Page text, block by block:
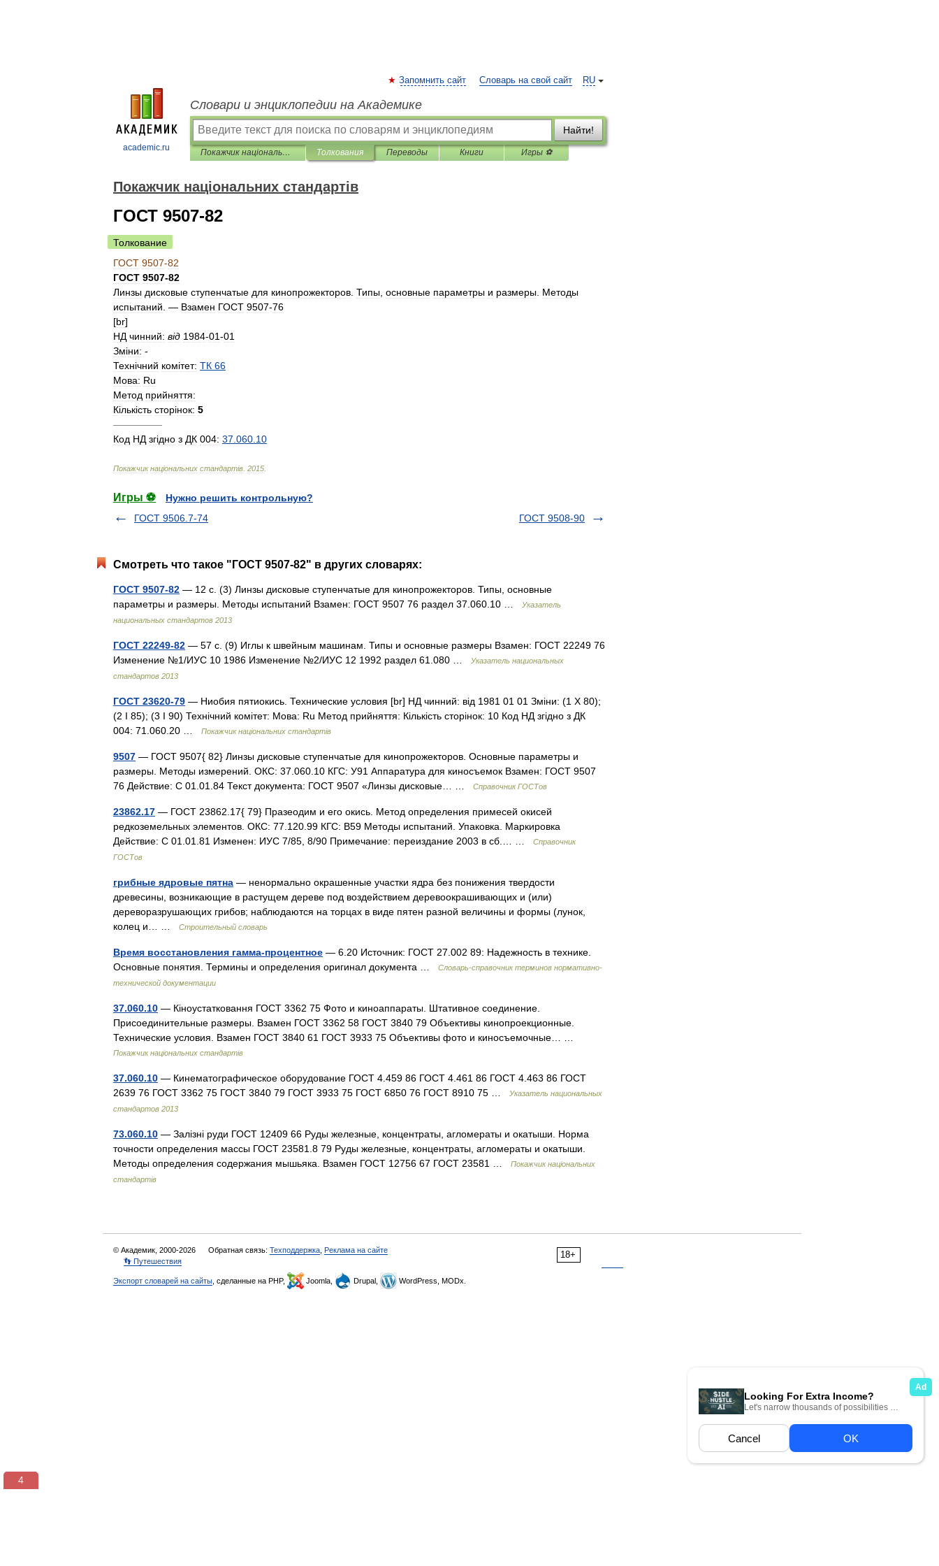
academic.ru
RU
Запомнить сайт Словарь на свой сайт
Словари и энциклопедии на Академике
Найти!
Покажчик національних стандартів Толкования Переводы Книги Игры ⚽
Покажчик національних стандартів
ГОСТ 9507-82
Толкование
ГОСТ 9507-82
ГОСТ 9507-82
Линзы дисковые ступенчатые для кинопрожекторов Типы основные параметры и размеры Методы
испытаний . — Взамен ГОСТ 9507-76
[br]
НД чинний: від 1984-01-01
Зміни: -
Технічний комітет: ТК 66
Мова: Ru
Метод прийняття:
Кількість сторінок: 5
—————
Код НД згідно з ДК 004: 37 060 10
Покажчик національних стандартів 2015
Игры ⚽
Нужно решить контрольную?
ГОСТ 9506.7-74
ГОСТ 9508-90
Смотреть что такое "ГОСТ 9507-82" в других словарях:
ГОСТ 9507-82 — 12 с. (3) Линзы дисковые ступенчатые для кинопрожекторов. Типы, основные
параметры и размеры. Методы испытаний Взамен: ГОСТ 9507 76 раздел 37.060.10 …
Указатель
национальных стандартов 2013
ГОСТ 22249-82 — 57 с. (9) Иглы к швейным машинам. Типы и основные размеры Взамен: ГОСТ 22249 76
Изменение №1/ИУС 10 1986 Изменение №2/ИУС 12 1992 раздел 61.080 …
Указатель национальных
стандартов 2013
ГОСТ 23620-79 — Ниобия пятиокись. Технические условия [br] НД чинний: від 1981 01 01 Зміни: (1 X 80);
(2 I 85); (3 I 90) Технічний комітет: Мова: Ru Метод прийняття: Кількість сторінок: 10 Код НД згідно з ДК
004: 71.060.20 …
Покажчик національних стандартів
9507 — ГОСТ 9507{ 82} Линзы дисковые ступенчатые для кинопрожекторов. Основные параметры и
размеры. Методы измерений. ОКС: 37.060.10 КГС: У91 Аппаратура для киносъемок Взамен: ГОСТ 9507
76 Действие: С 01.01.84 Текст документа: ГОСТ 9507 «Линзы дисковые… …
Справочник ГОСТов
23862.17 — ГОСТ 23862.17{ 79} Празеодим и его окись. Метод определения примесей окисей
редкоземельных элементов. ОКС: 77.120.99 КГС: В59 Методы испытаний. Упаковка. Маркировка
Действие: С 01.01.81 Изменен: ИУС 7/85, 8/90 Примечание: переиздание 2003 в сб.… …
Справочник
ГОСТов
грибные ядровые пятна — ненормально окрашенные участки ядра без понижения твердости
древесины, возникающие в растущем дереве под воздействием деревоокрашивающих и (или)
дереворазрушающих грибов; наблюдаются на торцах в виде пятен разной величины и формы (лунок,
колец и… …
Строительный словарь
Время восстановления гамма-процентное — 6.20 Источник: ГОСТ 27.002 89: Надежность в технике.
Основные понятия. Термины и определения оригинал документа …
Словарь-справочник терминов нормативно-
технической документации
37.060.10 — Кіноустатковання ГОСТ 3362 75 Фото и киноаппараты. Штативное соединение.
Присоединительные размеры. Взамен ГОСТ 3362 58 ГОСТ 3840 79 Объективы кинопроекционные.
Технические условия. Взамен ГОСТ 3840 61 ГОСТ 3933 75 Объективы фото и киносъемочные… …
Покажчик національних стандартів
37.060.10 — Кинематографическое оборудование ГОСТ 4.459 86 ГОСТ 4.461 86 ГОСТ 4.463 86 ГОСТ
2639 76 ГОСТ 3362 75 ГОСТ 3840 79 ГОСТ 3933 75 ГОСТ 6850 76 ГОСТ 8910 75 …
Указатель национальных
стандартов 2013
73.060.10 — Залізні руди ГОСТ 12409 66 Руды железные, концентраты, агломераты и окатыши. Норма
точности определения массы ГОСТ 23581.8 79 Руды железные, концентраты, агломераты и окатыши.
Методы определения содержания мышьяка. Взамен ГОСТ 12756 67 ГОСТ 23581 …
Покажчик національних
стандартів
18+
© Академик, 2000-2026 Обратная связь: Техподдержка Реклама на сайте
👣 Путешествия
Экспорт словарей на сайты , сделанные на PHP, Joomla, Drupal, WordPress, MODx.
3